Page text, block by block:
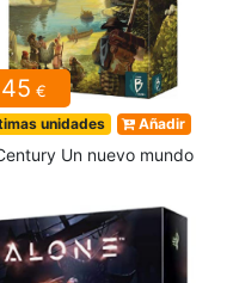
45 €
unidades Añadir
Un nuevo mundo